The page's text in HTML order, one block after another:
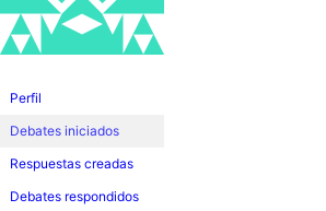
Perfil
Debates iniciados
Respuestas creadas
Debates respondidos